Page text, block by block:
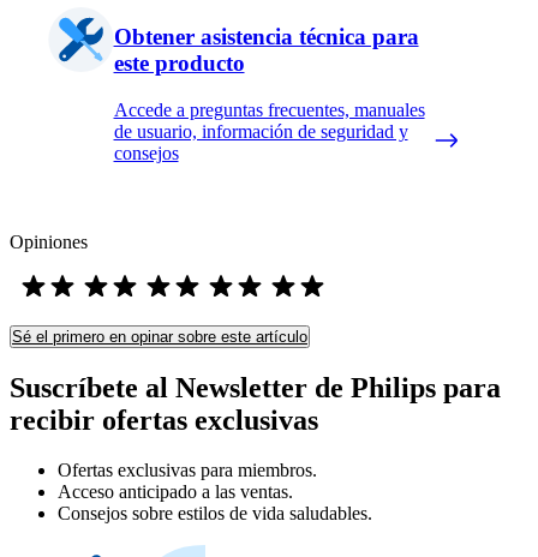
Obtener asistencia técnica para
este producto
Accede a preguntas frecuentes, manuales
de usuario, información de seguridad y
consejos
Opiniones
Sé el primero en opinar sobre este artículo
Suscríbete al Newsletter de Philips para
recibir ofertas exclusivas
Ofertas exclusivas para miembros.
Acceso anticipado a las ventas.
Consejos sobre estilos de vida saludables.